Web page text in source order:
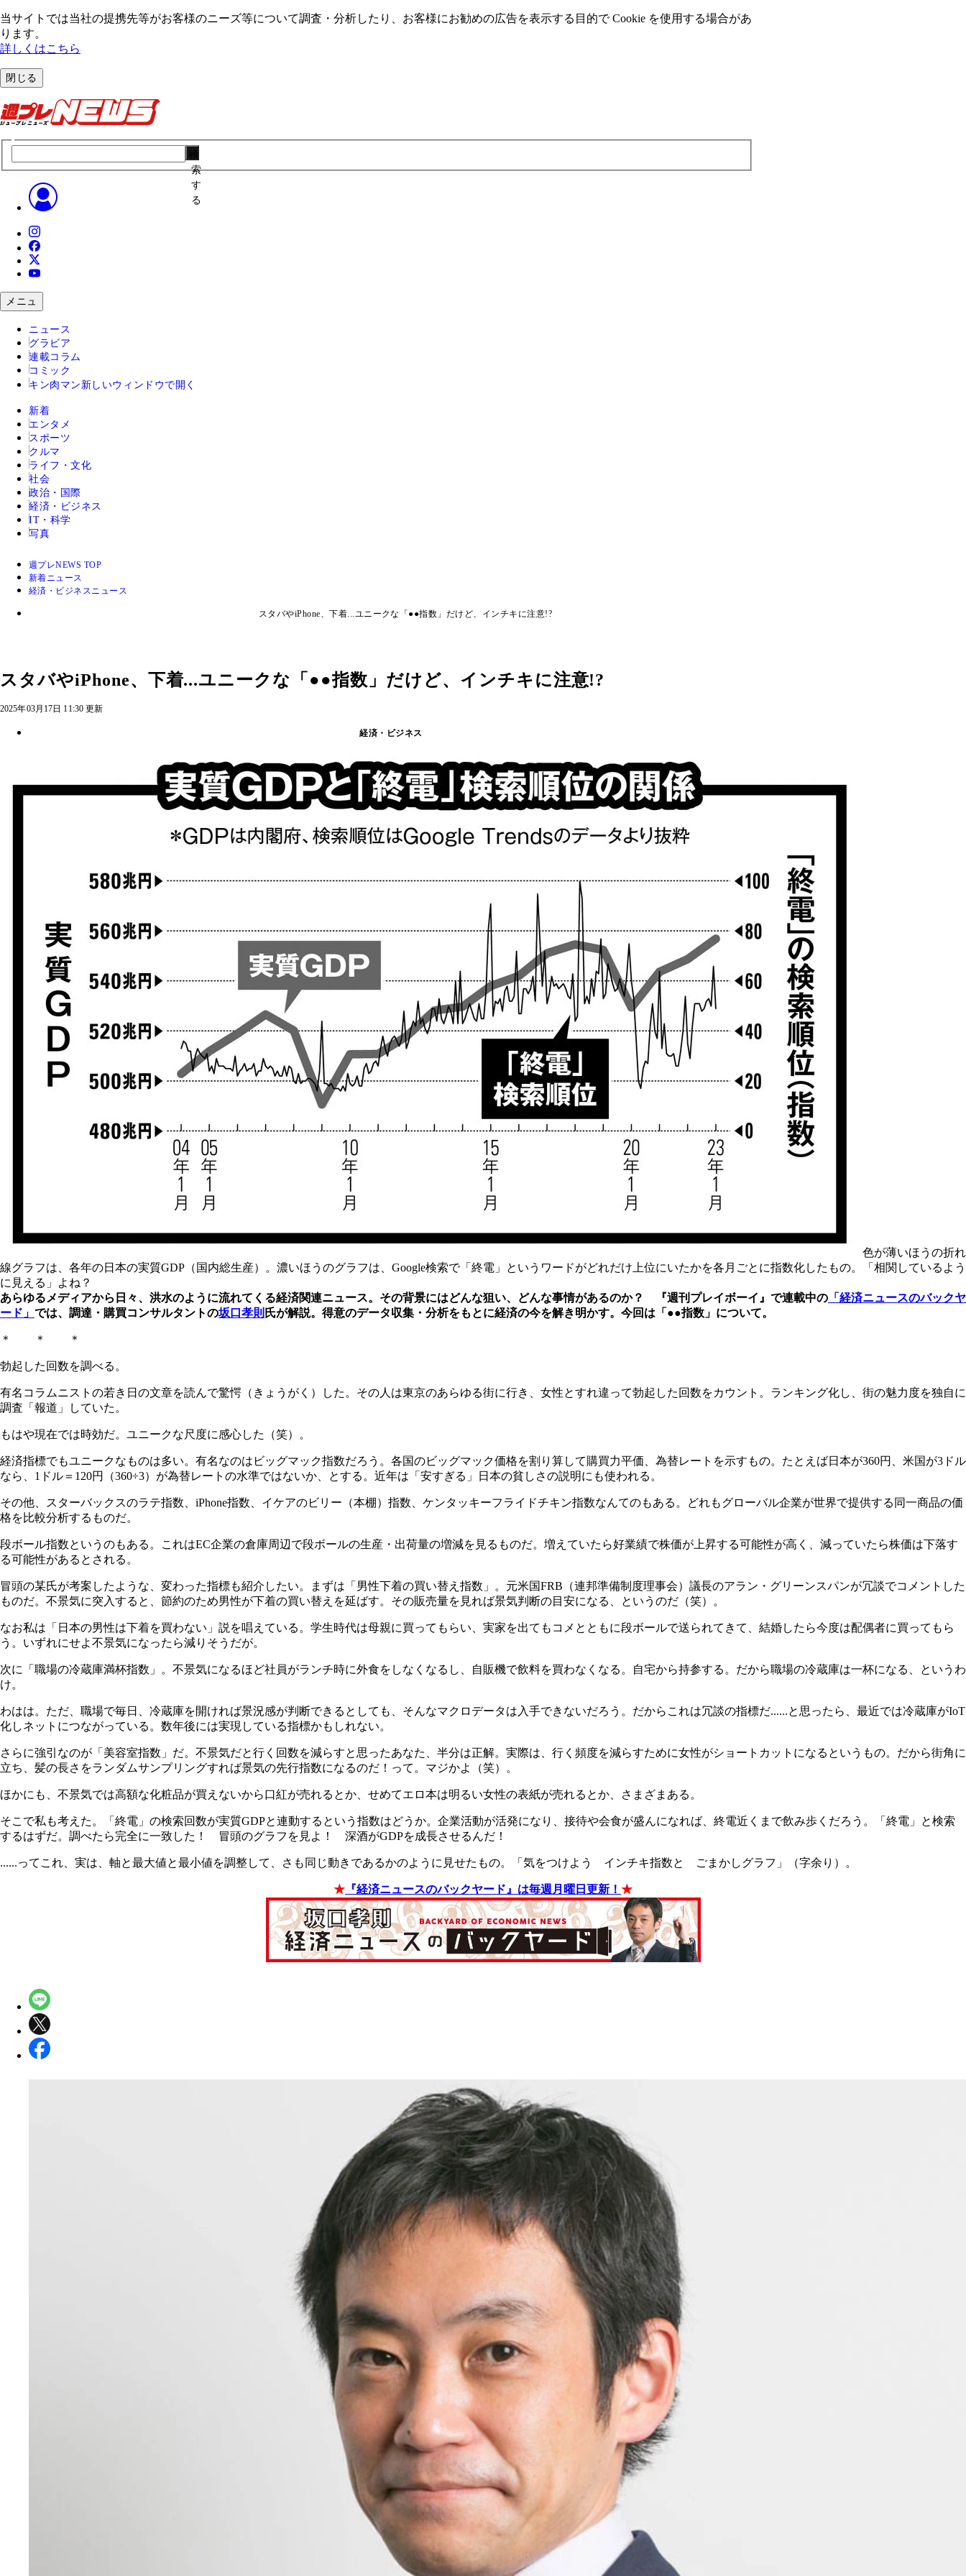
当サイトでは当社の提携先等がお客様のニーズ等について調査・分析したり、お客様にお勧めの広告を表⽰する⽬的で Cookie を使⽤する場合があ
ります。
詳しくはこちら
閉じる
索
す
る
メニュ
ニュース
グラビア
連載コラム
コミック
キン肉マン 新しいウィンドウで開く
新着
エンタメ
スポーツ
クルマ
ライフ・文化
社会
政治・国際
経済・ビジネス
IT・科学
写真
週プレNEWS TOP
新着ニュース
経済・ビジネスニュース
スタバやiPhone、下着...ユニークな「●●指数」だけど、インチキに注意!?
スタバやiPhone、下着...ユニークな「●●指数」だけど、インチキに注意!?
2025年03月17日 11:30 更新
経済・ビジネス
色が薄いほうの折れ
線グラフは、各年の日本の実質GDP（国内総生産）。濃いほうのグラフは、Google検索で「終電」というワードがどれだけ上位にいたかを各月ごとに指数化したもの。「相関しているよう
に見える」よね？
あらゆるメディアから日々、洪水のように流れてくる経済関連ニュース。その背景にはどんな狙い、どんな事情があるのか？ 『週刊プレイボーイ』で連載中の 「経済ニュースのバックヤ
ード」 では、調達・購買コンサルタントの坂口孝則 氏が解説。得意のデータ収集・分析をもとに経済の今を解き明かす。今回は「●●指数」について。
＊ ＊ ＊
勃起した回数を調べる。
有名コラムニストの若き日の文章を読んで驚愕（きょうがく）した。その人は東京のあらゆる街に行き、女性とすれ違って勃起した回数をカウント。ランキング化し、街の魅力度を独自に
調査「報道」していた。
もはや現在では時効だ。ユニークな尺度に感心した（笑）。
経済指標でもユニークなものは多い。有名なのはビッグマック指数だろう。各国のビッグマック価格を割り算して購買力平価、為替レートを示すもの。たとえば日本が360円、米国が3ドル
なら、1ドル＝120円（360÷3）が為替レートの水準ではないか、とする。近年は「安すぎる」日本の貧しさの説明にも使われる。
その他、スターバックスのラテ指数、iPhone指数、イケアのビリー（本棚）指数、ケンタッキーフライドチキン指数なんてのもある。どれもグローバル企業が世界で提供する同一商品の価
格を比較分析するものだ。
段ボール指数というのもある。これはEC企業の倉庫周辺で段ボールの生産・出荷量の増減を見るものだ。増えていたら好業績で株価が上昇する可能性が高く、減っていたら株価は下落す
る可能性があるとされる。
冒頭の某氏が考案したような、変わった指標も紹介したい。まずは「男性下着の買い替え指数」。元米国FRB（連邦準備制度理事会）議長のアラン・グリーンスパンが冗談でコメントした
ものだ。不景気に突入すると、節約のため男性が下着の買い替えを延ばす。その販売量を見れば景気判断の目安になる、というのだ（笑）。
なお私は「日本の男性は下着を買わない」説を唱えている。学生時代は母親に買ってもらい、実家を出てもコメとともに段ボールで送られてきて、結婚したら今度は配偶者に買ってもら
う。いずれにせよ不景気になったら減りそうだが。
次に「職場の冷蔵庫満杯指数」。不景気になるほど社員がランチ時に外食をしなくなるし、自販機で飲料を買わなくなる。自宅から持参する。だから職場の冷蔵庫は一杯になる、というわ
け。
わはは。ただ、職場で毎日、冷蔵庫を開ければ景況感が判断できるとしても、そんなマクロデータは入手できないだろう。だからこれは冗談の指標だ......と思ったら、最近では冷蔵庫がIoT
化しネットにつながっている。数年後には実現している指標かもしれない。
さらに強引なのが「美容室指数」だ。不景気だと行く回数を減らすと思ったあなた、半分は正解。実際は、行く頻度を減らすために女性がショートカットになるというもの。だから街角に
立ち、髪の長さをランダムサンプリングすれば景気の先行指数になるのだ！って。マジかよ（笑）。
ほかにも、不景気では高額な化粧品が買えないから口紅が売れるとか、せめてエロ本は明るい女性の表紙が売れるとか、さまざまある。
そこで私も考えた。「終電」の検索回数が実質GDPと連動するという指数はどうか。企業活動が活発になり、接待や会食が盛んになれば、終電近くまで飲み歩くだろう。「終電」と検索
するはずだ。調べたら完全に一致した！ 冒頭のグラフを見よ！ 深酒がGDPを成長させるんだ！
......ってこれ、実は、軸と最大値と最小値を調整して、さも同じ動きであるかのように見せたもの。「気をつけよう インチキ指数と ごまかしグラフ」（字余り）。
★ 『経済ニュースのバックヤード』は毎週月曜日更新！ ★